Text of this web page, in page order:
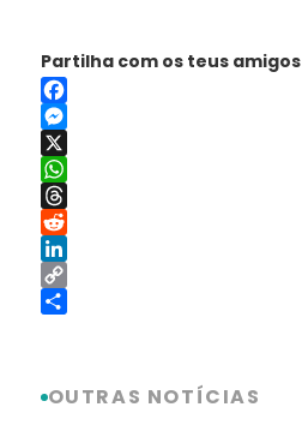
Partilha com os teus amigos
Facebook
Messenger
X
WhatsApp
Threads
Reddit
LinkedIn
Copy
OUTRAS NOTÍCIAS